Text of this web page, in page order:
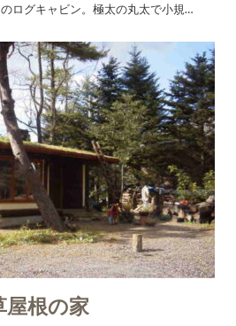
ログキャビン。極太の丸太で小規…
屋根の家